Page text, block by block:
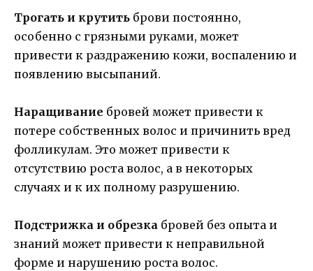
Трогать и крутить брови постоянно,
особенно с грязными руками, может
привести к раздражению кожи, воспалению и
появлению высыпаний.
Наращивание бровей может привести к
потере собственных волос и причинить вред
фолликулам. Это может привести к
отсутствию роста волос, а в некоторых
случаях и к их полному разрушению.
Подстрижка и обрезка бровей без опыта и
знаний может привести к неправильной
форме и нарушению роста волос.